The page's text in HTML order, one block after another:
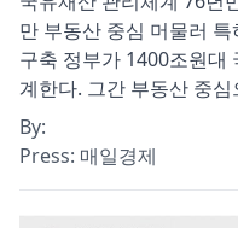
만 부동산 중심 머물러 특
구축 정부가 1400조원대
계한다. 그간 부동산 중
By:
Press: 매일경제